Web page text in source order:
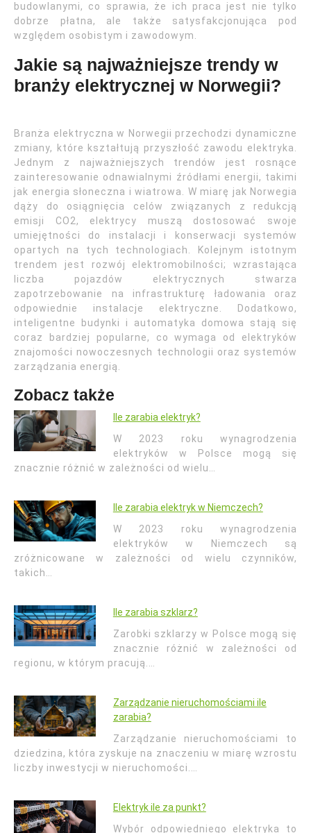
budowlanymi, co sprawia, że ich praca jest nie tylko
dobrze płatna, ale także satysfakcjonująca pod
względem osobistym i zawodowym.
Jakie są najważniejsze trendy w
branży elektrycznej w Norwegii?
Branża elektryczna w Norwegii przechodzi dynamiczne
zmiany, które kształtują przyszłość zawodu elektryka.
Jednym z najważniejszych trendów jest rosnące
zainteresowanie odnawialnymi źródłami energii, takimi
jak energia słoneczna i wiatrowa. W miarę jak Norwegia
dąży do osiągnięcia celów związanych z redukcją
emisji CO2, elektrycy muszą dostosować swoje
umiejętności do instalacji i konserwacji systemów
opartych na tych technologiach. Kolejnym istotnym
trendem jest rozwój elektromobilności; wzrastająca
liczba pojazdów elektrycznych stwarza
zapotrzebowanie na infrastrukturę ładowania oraz
odpowiednie instalacje elektryczne. Dodatkowo,
inteligentne budynki i automatyka domowa stają się
coraz bardziej popularne, co wymaga od elektryków
znajomości nowoczesnych technologii oraz systemów
zarządzania energią.
Zobacz także
Ile zarabia elektryk?
W 2023 roku wynagrodzenia
elektryków w Polsce mogą się
znacznie różnić w zależności od wielu…
Ile zarabia elektryk w Niemczech?
W 2023 roku wynagrodzenia
elektryków w Niemczech są
zróżnicowane w zależności od wielu czynników,
takich…
Ile zarabia szklarz?
Zarobki szklarzy w Polsce mogą się
znacznie różnić w zależności od
regionu, w którym pracują.…
Zarządzanie nieruchomościami ile
zarabia?
Zarządzanie nieruchomościami to
dziedzina, która zyskuje na znaczeniu w miarę wzrostu
liczby inwestycji w nieruchomości.…
Elektryk ile za punkt?
Wybór odpowiedniego elektryka to